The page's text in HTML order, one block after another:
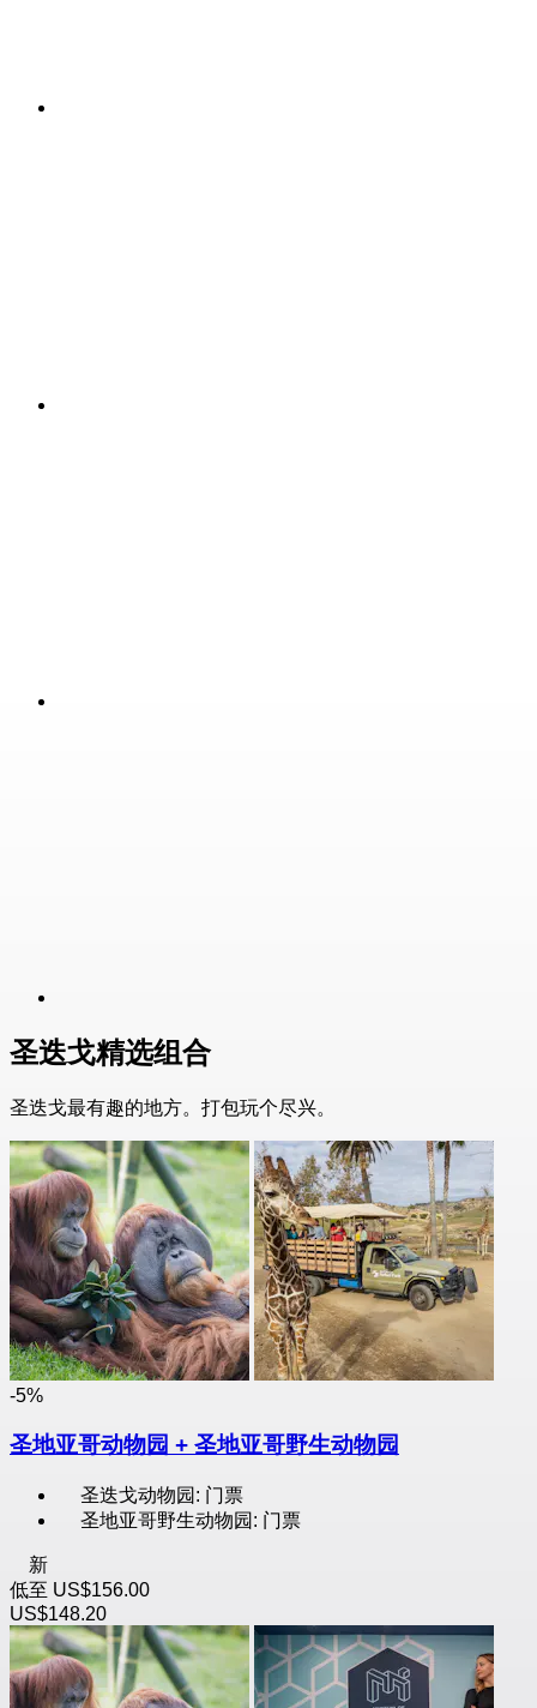
圣迭戈精选组合
圣迭戈最有趣的地方。打包玩个尽兴。
-5%
圣地亚哥动物园 + 圣地亚哥野生动物园
圣迭戈动物园: 门票
圣地亚哥野生动物园: 门票
新
低至 US$156.00
US$148.20